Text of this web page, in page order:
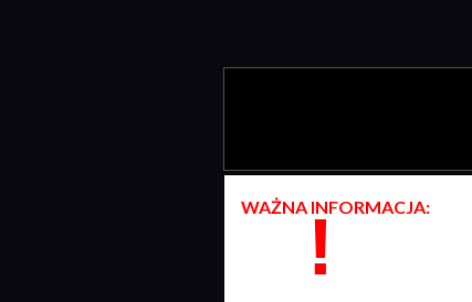
WAŻNA INFORMACJA:
!